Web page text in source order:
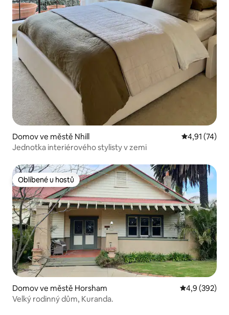
Domov ve městě Nhill Průměrné
4,91 (74)
Jednotka interiérového stylisty v zemi
Oblíbené u hostů
Oblíbené u hostů
Domov ve městě Horsham Průměrné
4,9 (392)
Velký rodinný dům, Kuranda.